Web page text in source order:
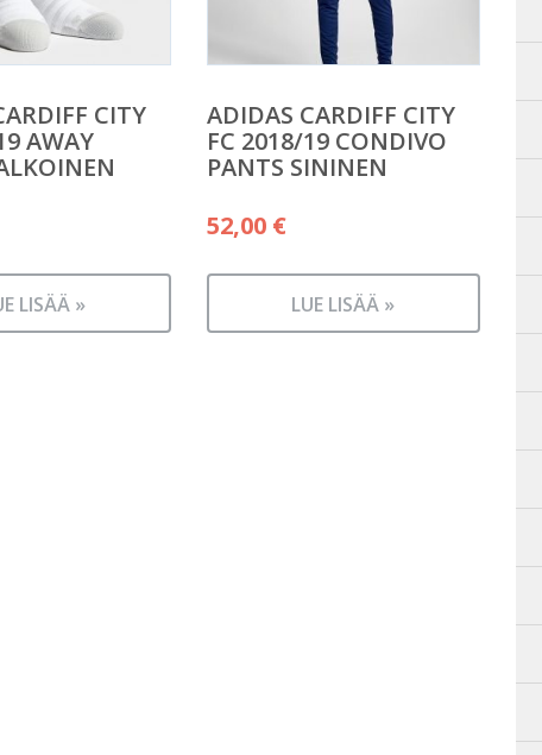
CITY
AWAY
LISÄÄ »
ADIDAS CARDIFF CITY
FC 2018/19 CONDIVO
PANTS SININEN
52,00 €
LUE LISÄÄ »